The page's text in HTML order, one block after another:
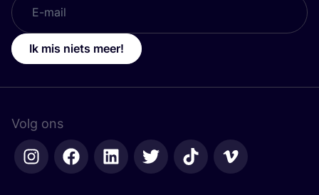
Ik mis niets meer!
Volg ons